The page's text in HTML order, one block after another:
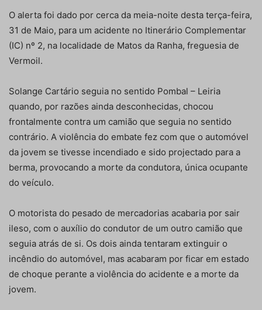
O alerta foi dado por cerca da meia-noite desta terça-feira,
31 de Maio, para um acidente no Itinerário Complementar
(IC) nº 2, na localidade de Matos da Ranha, freguesia de
Vermoil.
Solange Cartário seguia no sentido Pombal – Leiria
quando, por razões ainda desconhecidas, chocou
frontalmente contra um camião que seguia no sentido
contrário. A violência do embate fez com que o automóvel
da jovem se tivesse incendiado e sido projectado para a
berma, provocando a morte da condutora, única ocupante
do veículo.
O motorista do pesado de mercadorias acabaria por sair
ileso, com o auxílio do condutor de um outro camião que
seguia atrás de si. Os dois ainda tentaram extinguir o
incêndio do automóvel, mas acabaram por ficar em estado
de choque perante a violência do acidente e a morte da
jovem.